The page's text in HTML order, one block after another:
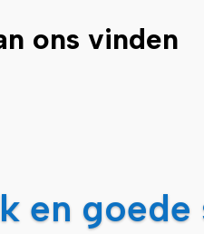
ons vinden
en goede